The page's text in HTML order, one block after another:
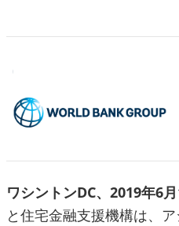
ワシントンDC、2019年6
と住宅金融支援機構は、